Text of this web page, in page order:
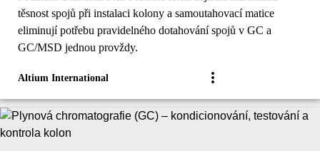
těsnost spojů při instalaci kolony a samoutahovací matice
eliminují potřebu pravidelného dotahování spojů v GC a
GC/MSD jednou provždy.
Altium International